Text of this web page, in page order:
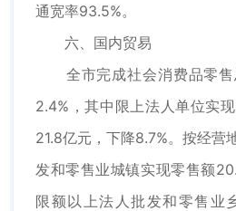
通宽率93.5%。
六、国内贸易
全市完成社会消费品零售
2.4%，其中限上法人单位实
21.8亿元，下降8.7%。按经营
发和零售业城镇实现零售额
限额以上法人批发和零售业